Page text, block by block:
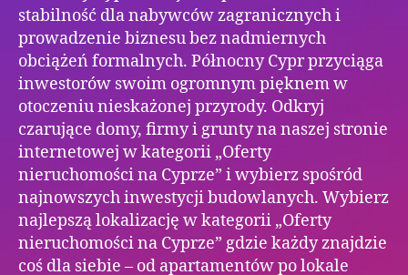
stabilność dla nabywców zagranicznych i
prowadzenie biznesu bez nadmiernych
obciążeń formalnych. Północny Cypr przyciąga
inwestorów swoim ogromnym pięknem w
otoczeniu nieskażonej przyrody. Odkryj
czarujące domy, firmy i grunty na naszej stronie
internetowej w kategorii „Oferty
nieruchomości na Cyprze” i wybierz spośród
najnowszych inwestycji budowlanych. Wybierz
najlepszą lokalizację w kategorii „Oferty
nieruchomości na Cyprze” gdzie każdy znajdzie
coś dla siebie – od apartamentów po lokale